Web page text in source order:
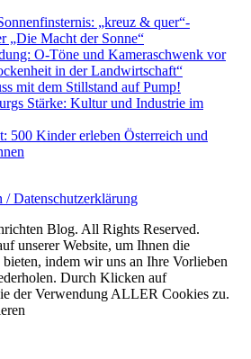
„kreuz & quer“-
„Die Macht der Sonne“
O-Töne und Kameraschwenk vor
in der Landwirtschaft“
mit dem Stillstand auf Pump!
Stärke: Kultur und Industrie im
500 Kinder erleben Österreich und
Datenschutzerklärung
Blog. All Rights Reserved.
unserer Website, um Ihnen die
indem wir uns an Ihre Vorlieben
Durch Klicken auf
der Verwendung ALLER Cookies zu.